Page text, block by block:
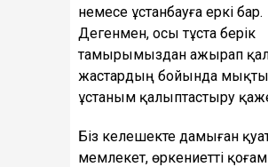
немесе ұстанбауға еркі бар.
Дегенмен, осы тұста берік
тамырымыздан ажырап
жастардың бойында мықты
ұстаным қалыптастыру
Біз келешекте дамыған
мемлекет, өркениетті қоғам